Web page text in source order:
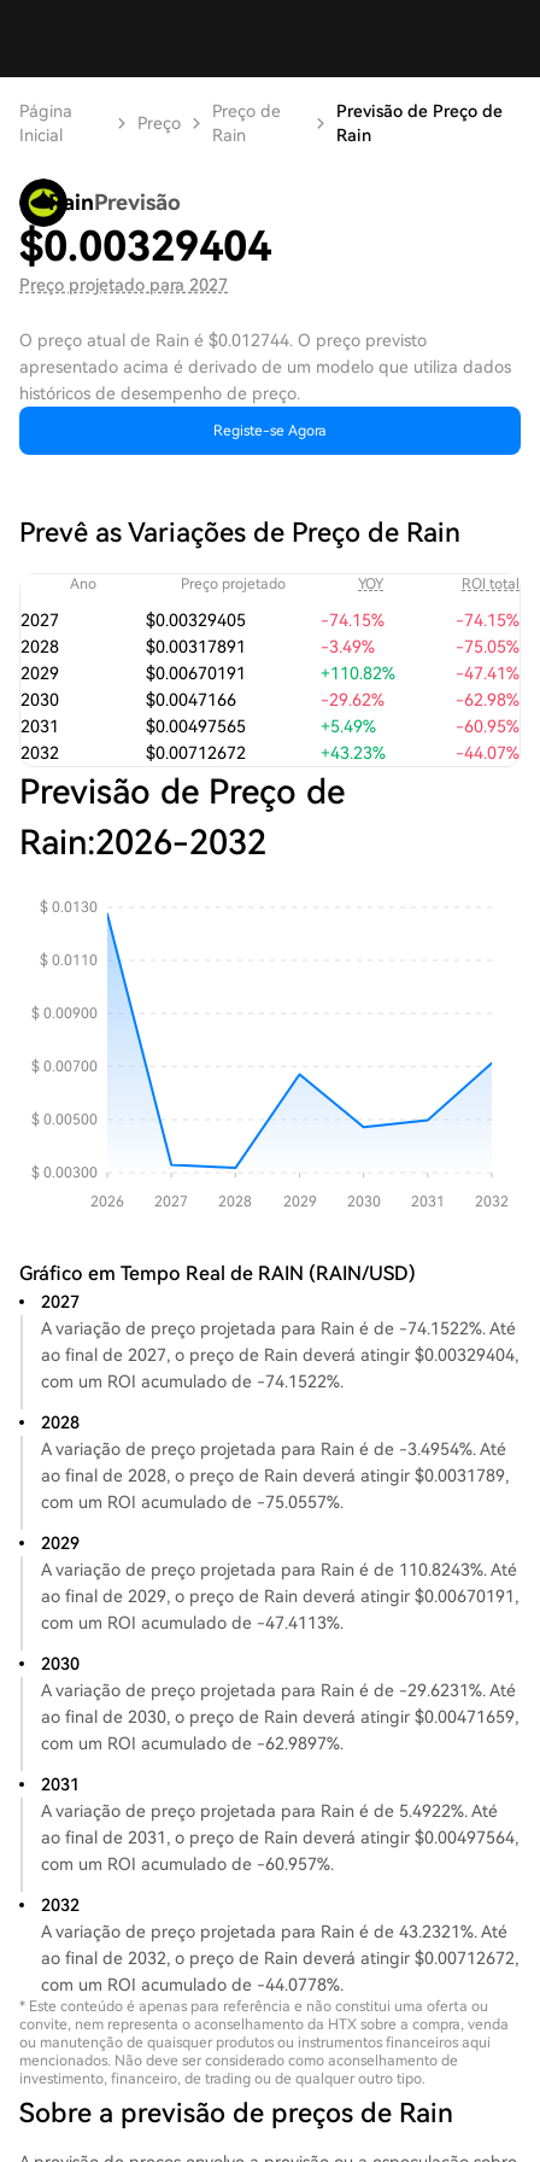
Página
Inicial
Preço
Preço de
Rain
Previsão de Preço de
Rain
RainPrevisão
$0.00329404
Preço projetado para 2027
O preço atual de Rain é $0.012744. O preço previsto
apresentado acima é derivado de um modelo que utiliza dados
históricos de desempenho de preço.
Registe-se Agora
Prevê as Variações de Preço de Rain
Ano Preço projetado YOY ROI total
2027 $0.00329405 -74.15%
-74.15%
2028
$0.00317891 -3.49%
-75.05%
2029
$0.00670191 +110.82%
-47.41%
2030
$0.0047166 -29.62%
-62.98%
2031
$0.00497565 +5.49%
-60.95%
2032
$0.00712672 +43.23% -44.07%
Previsão de Preço de
Rain:2026-2032
Gráfico em Tempo Real de RAIN (RAIN/USD)
2027
A variação de preço projetada para Rain é de -74.1522%. Até
ao final de 2027, o preço de Rain deverá atingir $0.00329404,
com um ROI acumulado de -74.1522%.
2028
A variação de preço projetada para Rain é de -3.4954%. Até
ao final de 2028, o preço de Rain deverá atingir $0.0031789,
com um ROI acumulado de -75.0557%.
2029
A variação de preço projetada para Rain é de 110.8243%. Até
ao final de 2029, o preço de Rain deverá atingir $0.00670191,
com um ROI acumulado de -47.4113%.
2030
A variação de preço projetada para Rain é de -29.6231%. Até
ao final de 2030, o preço de Rain deverá atingir $0.00471659,
com um ROI acumulado de -62.9897%.
2031
A variação de preço projetada para Rain é de 5.4922%. Até
ao final de 2031, o preço de Rain deverá atingir $0.00497564,
com um ROI acumulado de -60.957%.
2032
A variação de preço projetada para Rain é de 43.2321%. Até
ao final de 2032, o preço de Rain deverá atingir $0.00712672,
com um ROI acumulado de -44.0778%.
* Este conteúdo é apenas para referência e não constitui uma oferta ou
convite, nem representa o aconselhamento da HTX sobre a compra, venda
ou manutenção de quaisquer produtos ou instrumentos financeiros aqui
mencionados. Não deve ser considerado como aconselhamento de
investimento, financeiro, de trading ou de qualquer outro tipo.
Sobre a previsão de preços de Rain